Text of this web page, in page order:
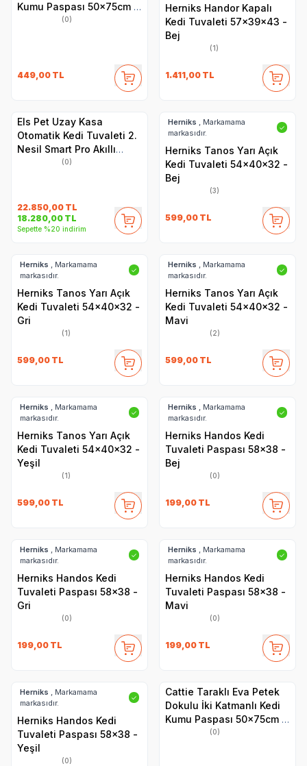
Kumu Paspası 50x75cm -
(0)
449,00 TL
Herniks Handor Kapalı
Kedi Tuvaleti 57x39x43 -
Bej
(1)
1.411,00 TL
Els Pet Uzay Kasa
Otomatik Kedi Tuvaleti 2.
Nesil Smart Pro Akıllı
Otomatik Kedi App Kontrol
(0)
22.850,00 TL
18.280,00 TL
Sepette %20 indirim
Herniks , Markamama
markasıdır.
✓
Herniks Tanos Yarı Açık
Kedi Tuvaleti 54x40x32 -
Bej
(3)
599,00 TL
Herniks , Markamama
markasıdır.
✓
Herniks Tanos Yarı Açık
Kedi Tuvaleti 54x40x32 -
Gri
(1)
599,00 TL
Herniks , Markamama
markasıdır.
✓
Herniks Tanos Yarı Açık
Kedi Tuvaleti 54x40x32 -
Mavi
(2)
599,00 TL
Herniks , Markamama
markasıdır.
✓
Herniks Tanos Yarı Açık
Kedi Tuvaleti 54x40x32 -
Yeşil
(1)
599,00 TL
Herniks , Markamama
markasıdır.
✓
Herniks Handos Kedi
Tuvaleti Paspası 58x38 -
Bej
(0)
199,00 TL
Herniks , Markamama
markasıdır.
✓
Herniks Handos Kedi
Tuvaleti Paspası 58x38 -
Gri
(0)
199,00 TL
Herniks , Markamama
markasıdır.
✓
Herniks Handos Kedi
Tuvaleti Paspası 58x38 -
Mavi
(0)
199,00 TL
Herniks , Markamama
markasıdır.
✓
Herniks Handos Kedi
Tuvaleti Paspası 58x38 -
Yeşil
(0)
Cattie Taraklı Eva Petek
Dokulu İki Katmanlı Kedi
Kumu Paspası 50x75cm -
(0)